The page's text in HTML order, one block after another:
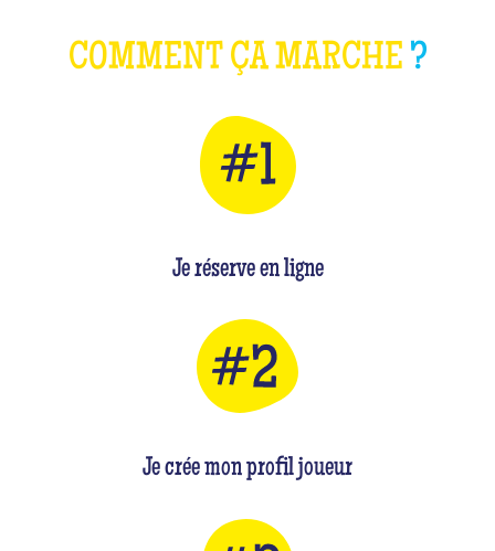
COMMENT ÇA MARCHE ?
Je réserve en ligne
Je crée mon profil joueur